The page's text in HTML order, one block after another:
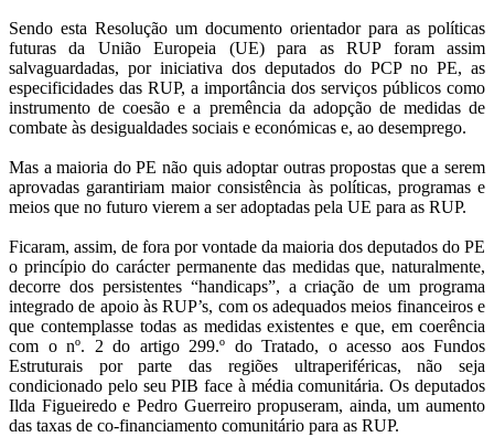
Sendo esta Resolução um documento orientador para as políticas
futuras da União Europeia (UE) para as RUP foram assim
salvaguardadas, por iniciativa dos deputados do PCP no PE, as
especificidades das RUP, a importância dos serviços públicos como
instrumento de coesão e a premência da adopção de medidas de
combate às desigualdades sociais e económicas e, ao desemprego.
Mas a maioria do PE não quis adoptar outras propostas que a serem
aprovadas garantiriam maior consistência às políticas, programas e
meios que no futuro vierem a ser adoptadas pela UE para as RUP.
Ficaram, assim, de fora por vontade da maioria dos deputados do PE
o princípio do carácter permanente das medidas que, naturalmente,
decorre dos persistentes “handicaps”, a criação de um programa
integrado de apoio às RUP’s, com os adequados meios financeiros e
que contemplasse todas as medidas existentes e que, em coerência
com o nº. 2 do artigo 299.º do Tratado, o acesso aos Fundos
Estruturais por parte das regiões ultraperiféricas, não seja
condicionado pelo seu PIB face à média comunitária. Os deputados
Ilda Figueiredo e Pedro Guerreiro propuseram, ainda, um aumento
das taxas de co-financiamento comunitário para as RUP.